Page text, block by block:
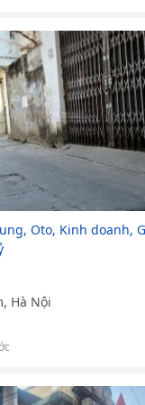
Oto, Kinh doanh,
Hà Nội